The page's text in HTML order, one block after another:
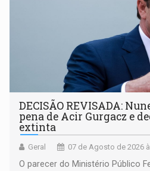
DECISÃO REVISADA:
pena de Acir Gurgacz e
extinta
Geral 07 de Agosto de 2026
O parecer do Ministério Público